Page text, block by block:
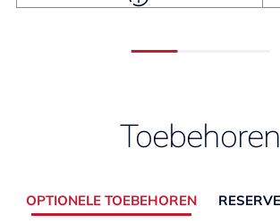
Toebehoren
OPTIONELE TOEBEHOREN